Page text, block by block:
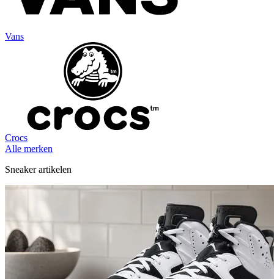
Vans
Crocs
Alle merken
Sneaker artikelen